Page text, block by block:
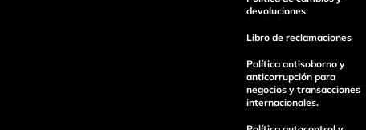
devoluciones
Libro de reclamaciones
Política antisoborno y
anticorrupción para
negocios y transacciones
internacionales.